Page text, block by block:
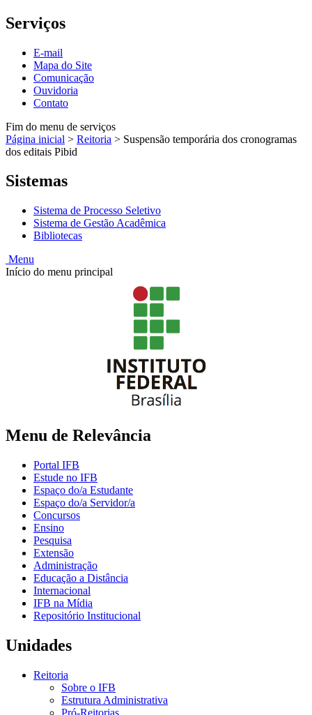
Serviços
E-mail
Mapa do Site
Comunicação
Ouvidoria
Contato
Fim do menu de serviços
Página inicial > Reitoria > Suspensão temporária dos cronogramas
dos editais Pibid
Sistemas
Sistema de Processo Seletivo
Sistema de Gestão Acadêmica
Bibliotecas
Menu
Início do menu principal
Menu de Relevância
Portal IFB
Estude no IFB
Espaço do/a Estudante
Espaço do/a Servidor/a
Concursos
Ensino
Pesquisa
Extensão
Administração
Educação a Distância
Internacional
IFB na Mídia
Repositório Institucional
Unidades
Reitoria
Sobre o IFB
Estrutura Administrativa
Pró-Reitorias